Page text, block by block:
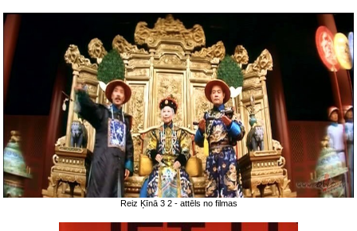
Reiz Ķīnā 3 2 - attēls no filmas